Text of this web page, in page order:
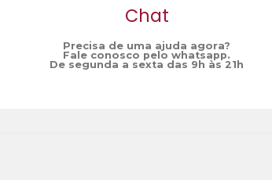
Chat
Precisa de uma ajuda agora?
Fale conosco pelo whatsapp.
De segunda a sexta das 9h às 21h